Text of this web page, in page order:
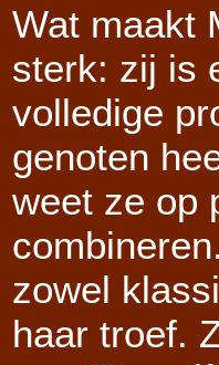
Wat maakt
sterk: zij is
volledige
genoten
weet ze op
zowel
haar troef.